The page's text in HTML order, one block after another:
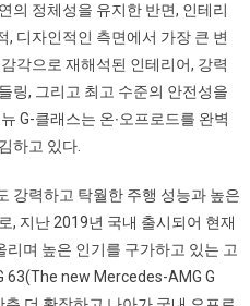
출
시
의 정체성을 유지한 반면, 인테리
, 디자인적인 측면에서 가장 큰 변
각으로 재해석된 인테리어, 강력
링, 그리고 최고 수준의 안전성을
G-클래스는 온∙오프로드를 완벽
하고 있다.
강력하고 탁월한 주행 성능과 높은
, 지난 2019년 국내 출시되어 현재
며 높은 인기를 구가하고 있는 고
63(The new Mercedes-AMG G